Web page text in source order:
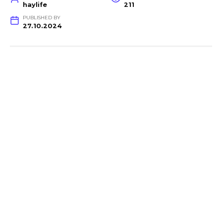
haylife 211
PUBLISHED BY
27.10.2024